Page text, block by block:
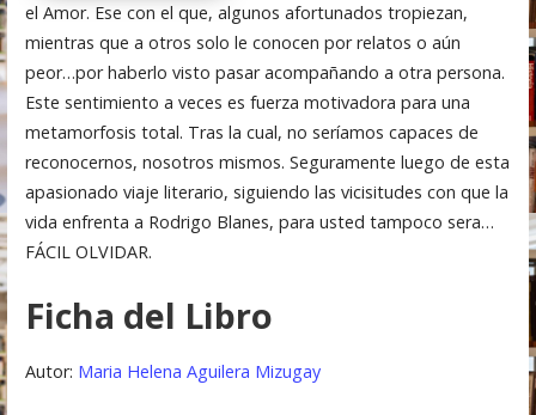
el Amor. Ese con el que, algunos afortunados tropiezan,
mientras que a otros solo le conocen por relatos o aún
peor…por haberlo visto pasar acompañando a otra persona.
Este sentimiento a veces es fuerza motivadora para una
metamorfosis total. Tras la cual, no seríamos capaces de
reconocernos, nosotros mismos. Seguramente luego de esta
apasionado viaje literario, siguiendo las vicisitudes con que la
vida enfrenta a Rodrigo Blanes, para usted tampoco sera…
FÁCIL OLVIDAR.
Ficha del Libro
Autor: Maria Helena Aguilera Mizugay